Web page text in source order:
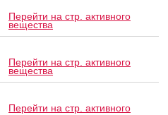
Перейти на стр. активного
вещества
Перейти на стр. активного
вещества
Перейти на стр. активного